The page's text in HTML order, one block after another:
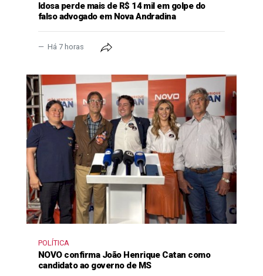
Idosa perde mais de R$ 14 mil em golpe do
falso advogado em Nova Andradina
Há 7 horas
POLÍTICA
NOVO confirma João Henrique Catan como
candidato ao governo de MS